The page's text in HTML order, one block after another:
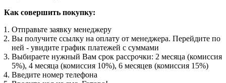
Как совершить покупку:
Отправьте заявку менеджеру
Вы получите ссылку на оплату от менеджера. Перейдите по
ней - увидите график платежей с суммами
Выбираете нужный Вам срок рассрочки: 2 месяца (комиссия
5%), 4 месяца (комиссия 10%), 6 месяцев (комиссия 15%)
Введите номер телефона